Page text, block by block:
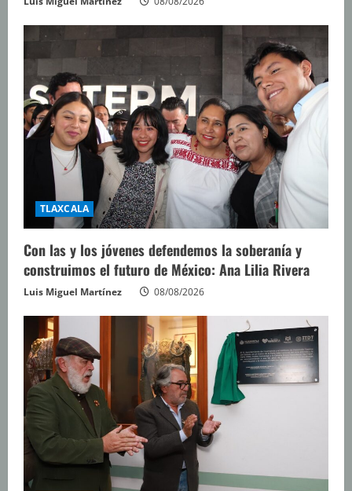
TLAXCALA
Con las y los jóvenes defendemos la soberanía y
construimos el futuro de México: Ana Lilia Rivera
Luis Miguel Martínez 08/08/2026